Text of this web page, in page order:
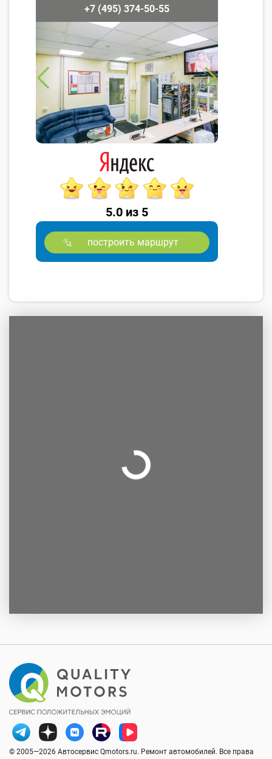
+7 (495) 374-50-55
5.0 из 5
построить маршрут
© 2005—2026 Автосервис Qmotors.ru. Ремонт автомобилей. Все права